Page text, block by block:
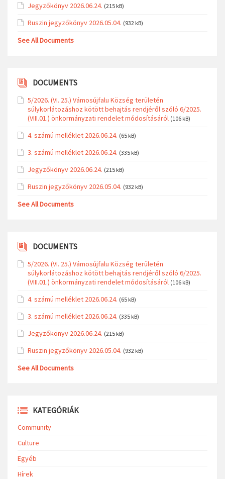
Jegyzőkönyv 2026.06.24. (215 kB)
Ruszin jegyzőkönyv 2026.05.04. (932 kB)
See All Documents
DOCUMENTS
5/2026. (VI. 25.) Vámosújfalu Község területén
súlykorlátozáshoz kötött behajtás rendjéről szóló 6/2025.
(VIII.01.) önkormányzati rendelet módosításáról (106 kB)
4. számú melléklet 2026.06.24. (65 kB)
3. számú melléklet 2026.06.24. (335 kB)
Jegyzőkönyv 2026.06.24. (215 kB)
Ruszin jegyzőkönyv 2026.05.04. (932 kB)
See All Documents
DOCUMENTS
5/2026. (VI. 25.) Vámosújfalu Község területén
súlykorlátozáshoz kötött behajtás rendjéről szóló 6/2025.
(VIII.01.) önkormányzati rendelet módosításáról (106 kB)
4. számú melléklet 2026.06.24. (65 kB)
3. számú melléklet 2026.06.24. (335 kB)
Jegyzőkönyv 2026.06.24. (215 kB)
Ruszin jegyzőkönyv 2026.05.04. (932 kB)
See All Documents
KATEGÓRIÁK
Community
Culture
Egyéb
Hírek